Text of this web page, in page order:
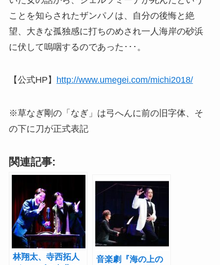
ことを知らされたザンパノは、自分の後悔と絶
望、大きな孤独感に打ちのめされ一人海岸の砂浜
に伏して嗚咽するのであった･･･。
【公式HP】 http://www.umegei.com/michi2018/
※草なぎ剛の「なぎ」は弓へんに前の旧字体、そ
の下に刀が正式表記
関連記事:
林翔太、寺西拓人
音楽劇『海の上の